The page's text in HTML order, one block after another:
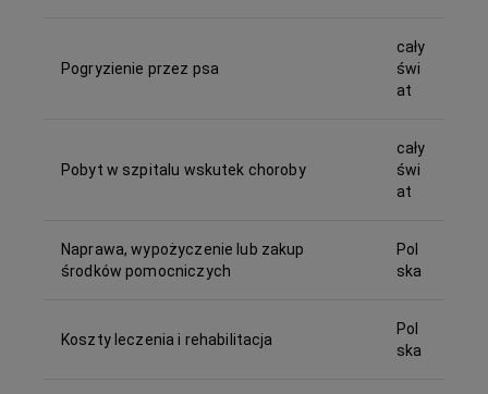
Pogryzienie przez psa
cały
świ
at
Pobyt w szpitalu wskutek choroby
cały
świ
at
Naprawa, wypożyczenie lub zakup
środków pomocniczych
Pol
ska
Koszty leczenia i rehabilitacja
Pol
ska